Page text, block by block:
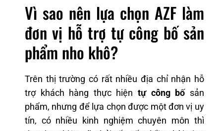
Vì sao nên lựa chọn AZF làm
đơn vị hỗ trợ tự công bố sản
phẩm nho khô?
Trên thị trường có rất nhiều địa chỉ nhận hỗ
trợ khách hàng thực hiệntự công bốsản
phẩm, nhưng để lựa chọn được một đơn vị uy
tín, có nhiều kinh nghiệm chuyên môn thì